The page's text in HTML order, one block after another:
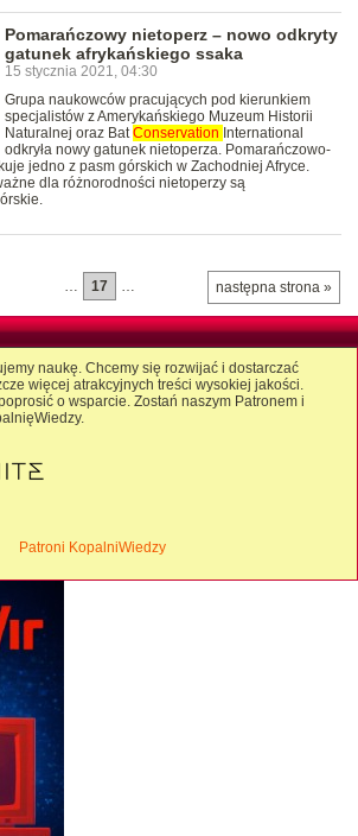
Pomarańczowy nietoperz – nowo odkryty
gatunek afrykańskiego ssaka
15 stycznia 2021, 04:30
Grupa naukowców pracujących pod kierunkiem
specjalistów z Amerykańskiego Muzeum Historii
Naturalnej oraz BatConservation International
odkryła nowy gatunek nietoperza. Pomarańczowo-
jedno z pasm górskich w Zachodniej Afryce.
dla różnorodności nietoperzy są
następna strona »
… 17 …
naukę. Chcemy się rozwijać i dostarczać
więcej atrakcyjnych treści wysokiej jakości.
o wsparcie. Zostań naszym Patronem i
Patroni KopalniWiedzy